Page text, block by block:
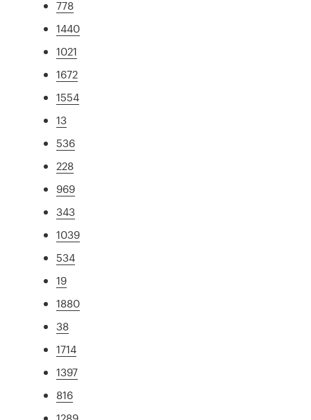
778
1440
1021
1672
1554
13
536
228
969
343
1039
534
19
1880
38
1714
1397
816